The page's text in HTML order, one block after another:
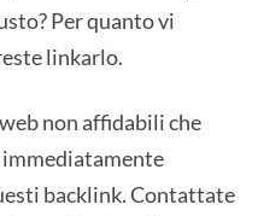
Per quanto vi
linkarlo.
non affidabili che
backlink. Contattate